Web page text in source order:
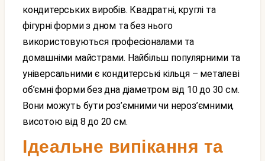
кондитерських виробів. Квадратні, круглі та
фігурні форми з дном та без нього
використовуються професіоналами та
домашніми майстрами. Найбільш популярними та
універсальними є кондитерські кільця – металеві
об’ємні форми без дна діаметром від 10 до 30 см.
Вони можуть бути роз’ємними чи нероз’ємними,
висотою від 8 до 20 см.
Ідеальне випікання та